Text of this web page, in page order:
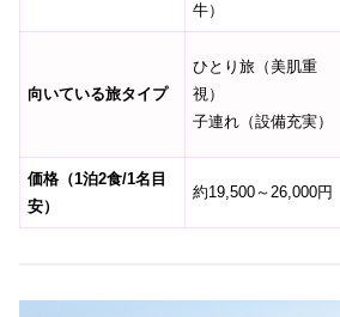
牛）
向いている旅タイプ
ひとり旅（美肌重
視）
子連れ（設備充実）
価格（1泊2食/1名目
安）
約19,500～26,000円